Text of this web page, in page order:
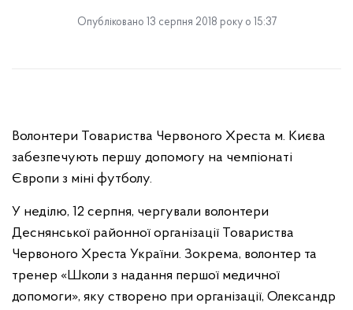
Опубліковано 13 серпня 2018 року о 15:37
Волонтери Товариства Червоного Хреста м. Києва
забезпечують першу допомогу на чемпіонаті
Європи з міні футболу.
У неділю, 12 серпня, чергували волонтери
Деснянської районної організації Товариства
Червоного Хреста України. Зокрема, волонтер та
тренер «Школи з надання першої медичної
допомоги», яку створено при організації, Олександр